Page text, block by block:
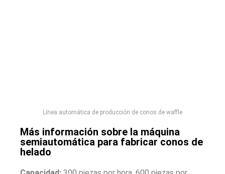
Línea automática de producción de conos de waffle
Más información sobre la máquina
semiautomática para fabricar conos de
helado